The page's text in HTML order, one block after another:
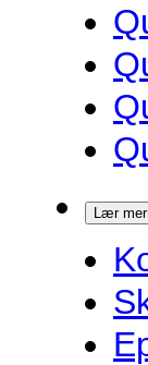
Lær